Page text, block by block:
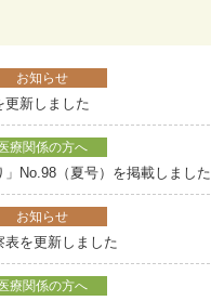
お知らせ
更新しました
医療関係の方へ
」No.98（夏号）を掲載しました
お知らせ
を更新しました
医療関係の方へ